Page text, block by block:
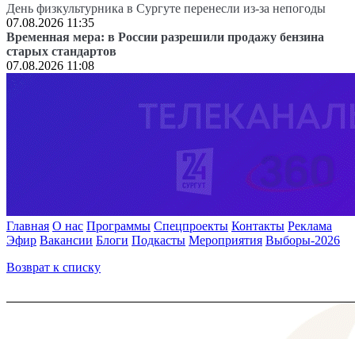
День физкультурника в Сургуте перенесли из-за непогоды
07.08.2026 11:35
Временная мера: в России разрешили продажу бензина
старых стандартов
07.08.2026 11:08
Главная О нас Программы Спецпроекты Контакты Реклама
Эфир Вакансии Блоги Подкасты Мероприятия Выборы-2026
Возврат к списку